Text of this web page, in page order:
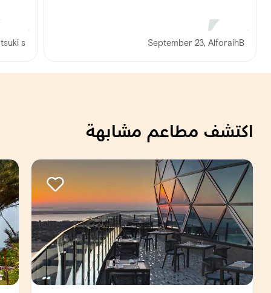
September 23, AlforaihB
s
اكتشف مطاعم مشابهة